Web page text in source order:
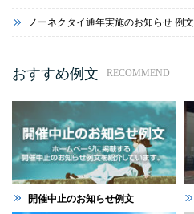
ノーネクタイ通年実施のお知らせ 例文
おすすめ例文 RECOMMEND
開催中止のお知らせ例文